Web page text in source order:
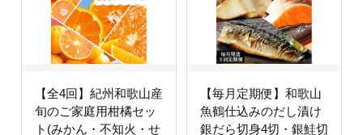
【全4回】紀州和歌山産
旬のご家庭用柑橘セッ
ト(みかん・不知火・せ
【毎月定期便】和歌山
魚鶴仕込みのだし漬け
銀だら切身4切・銀鮭切